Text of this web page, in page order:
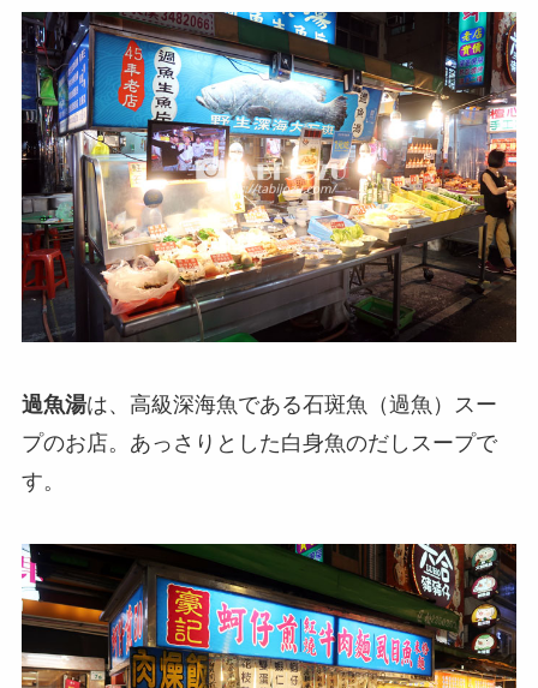
過魚湯は、高級深海魚である石斑魚（過魚）スー
プのお店。あっさりとした白身魚のだしスープで
す。